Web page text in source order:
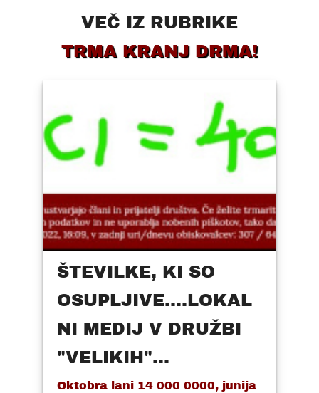
VEČ IZ RUBRIKE
TRMA KRANJ DRMA!
ŠTEVILKE, KI SO
OSUPLJIVE....LOKAL
NI MEDIJ V DRUŽBI
"VELIKIH"...
Oktobra lani 14 000 0000, junija